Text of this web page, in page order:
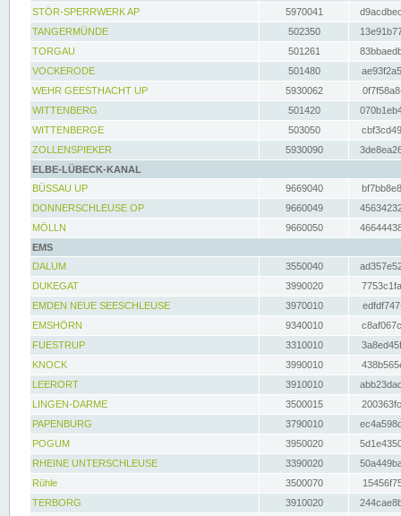
STÖR-SPERRWERK AP 5970041
TANGERMÜNDE
502350
TORGAU
501261
VOCKERODE
501480
WEHR GEESTHACHT UP
5930062
WITTENBERG
501420
WITTENBERGE
503050
ZOLLENSPIEKER
5930090
ELBE-LÜBECK-KANAL
BÜSSAU UP
9669040
DONNERSCHLEUSE OP
9660049
MÖLLN
9660050
EMS
DALUM
3550040
DUKEGAT
3990020
EMDEN NEUE SEESCHLEUSE
3970010
EMSHÖRN
9340010
FUESTRUP
3310010
KNOCK
3990010
LEERORT
3910010
LINGEN-DARME
3500015
PAPENBURG
3790010
POGUM
3950020
RHEINE UNTERSCHLEUSE
3390020
Rühle
3500070
TERBORG
3910020